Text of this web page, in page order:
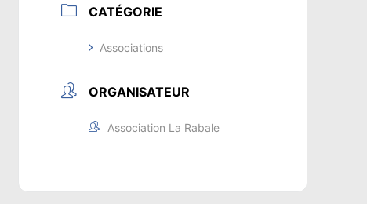
CATÉGORIE
Associations
ORGANISATEUR
Association La Rabale